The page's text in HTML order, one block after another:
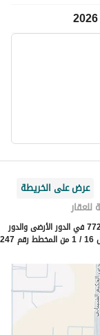
السلوم
عرض على الخريطة
فلة ديبلوكس متصلة رقم 7723 في الدور الأرضى والدور
الأول والملحق من العقار رقم 7723 المقام على قطعة الارض 16 / 1 من المخطط رقم 247